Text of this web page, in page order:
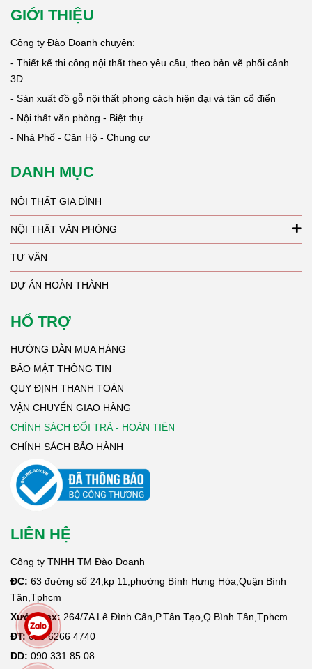
GIỚI THIỆU
Công ty Đào Doanh chuyên:
- Thiết kế thi công nội thất theo yêu cầu, theo bản vẽ phối cảnh
3D
- Sản xuất đồ gỗ nội thất phong cách hiện đại và tân cổ điển
- Nội thất văn phòng - Biệt thự
- Nhà Phố - Căn Hộ - Chung cư
DANH MỤC
NỘI THẤT GIA ĐÌNH
NỘI THẤT VĂN PHÒNG
TƯ VẤN
DỰ ÁN HOÀN THÀNH
HỔ TRỢ
HƯỚNG DẪN MUA HÀNG
BẢO MẬT THÔNG TIN
QUY ĐỊNH THANH TOÁN
VẬN CHUYỂN GIAO HÀNG
CHÍNH SÁCH ĐỔI TRẢ - HOÀN TIỀN
CHÍNH SÁCH BẢO HÀNH
LIÊN HỆ
Công ty TNHH TM Đào Doanh
ĐC: 63 đường số 24,kp 11,phường Bình Hưng Hòa,Quận Bình
Tân,Tphcm
Xưởng sx: 264/7A Lê Đình Cẩn,P.Tân Tạo,Q.Bình Tân,Tphcm.
ĐT:028 6266 4740
DD: 090 331 85 08